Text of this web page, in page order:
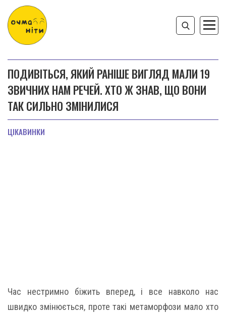
ПОДИВІТЬСЯ, ЯКИЙ РАНІШЕ ВИГЛЯД МАЛИ 19
ЗВИЧНИХ НАМ РЕЧЕЙ. ХТО Ж ЗНАВ, ЩО ВОНИ
ТАК СИЛЬНО ЗМІНИЛИСЯ
ЦІКАВИНКИ
Час нестримно біжить вперед, і все навколо нас
швидко змінюється, проте такі метаморфози мало хто